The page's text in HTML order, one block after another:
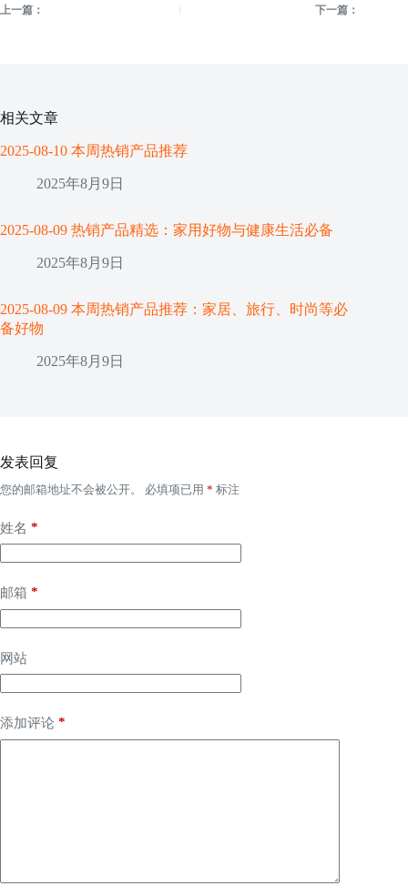
上一篇： 下一篇：
相关文章
2025-08-10 本周热销产品推荐
2025年8月9日
2025-08-09 热销产品精选：家用好物与健康生活必备
2025年8月9日
2025-08-09 本周热销产品推荐：家居、旅行、时尚等必
备好物
2025年8月9日
发表回复
您的邮箱地址不会被公开。 必填项已用 * 标注
姓名 *
邮箱 *
网站
添加评论 *